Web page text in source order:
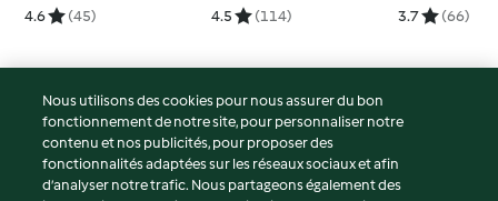
4.6 (45) 4.5 (114) 3.7 (66)
© Copyright 2026
Conditions d'utilisation
Nous utilisons des cookies pour nous assurer du bon
fonctionnement de notre site, pour personnaliser notre
contenu et nos publicités, pour proposer des
fonctionnalités adaptées sur les réseaux sociaux et afin
d’analyser notre trafic. Nous partageons également des